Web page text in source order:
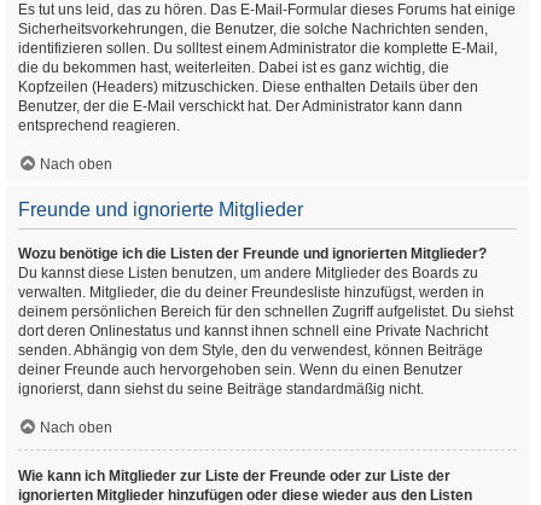
Es tut uns leid, das zu hören. Das E-Mail-Formular dieses Forums hat einige
Sicherheitsvorkehrungen, die Benutzer, die solche Nachrichten senden,
identifizieren sollen. Du solltest einem Administrator die komplette E-Mail,
die du bekommen hast, weiterleiten. Dabei ist es ganz wichtig, die
Kopfzeilen (Headers) mitzuschicken. Diese enthalten Details über den
Benutzer, der die E-Mail verschickt hat. Der Administrator kann dann
entsprechend reagieren.
Nach oben
Freunde und ignorierte Mitglieder
Wozu benötige ich die Listen der Freunde und ignorierten Mitglieder?
Du kannst diese Listen benutzen, um andere Mitglieder des Boards zu
verwalten. Mitglieder, die du deiner Freundesliste hinzufügst, werden in
deinem persönlichen Bereich für den schnellen Zugriff aufgelistet. Du siehst
dort deren Onlinestatus und kannst ihnen schnell eine Private Nachricht
senden. Abhängig von dem Style, den du verwendest, können Beiträge
deiner Freunde auch hervorgehoben sein. Wenn du einen Benutzer
ignorierst, dann siehst du seine Beiträge standardmäßig nicht.
Nach oben
Wie kann ich Mitglieder zur Liste der Freunde oder zur Liste der
ignorierten Mitglieder hinzufügen oder diese wieder aus den Listen